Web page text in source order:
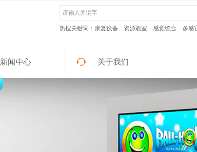
新闻中心 关于我们
热搜关键词：康复设备 资源教室 感觉统合 多感